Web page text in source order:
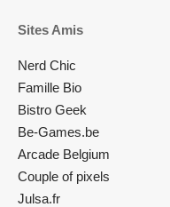
Sites Amis
Nerd Chic
Famille Bio
Bistro Geek
Be-Games.be
Arcade Belgium
Couple of pixels
Julsa.fr